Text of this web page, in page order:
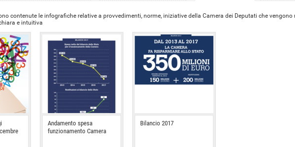
contenute le infografiche relative a provvedimenti, norme, iniziative della Camera dei Deputati che
e intuitiva
Andamento spesa
funzionamento Camera
Bilancio 2017